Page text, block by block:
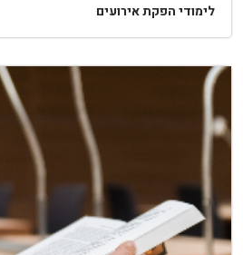
הפקת אירועים